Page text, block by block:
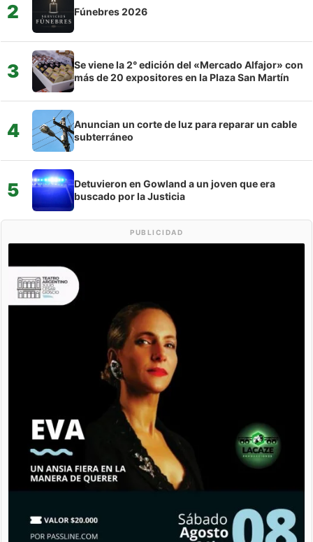
2 Fúnebres 2026
3
Se viene la 2° edición del «Mercado Alfajor» con
más de 20 expositores en la Plaza San Martín
4
Anuncian un corte de luz para reparar un cable
subterráneo
5
Detuvieron en Gowland a un joven que era
buscado por la Justicia
PUBLICIDAD